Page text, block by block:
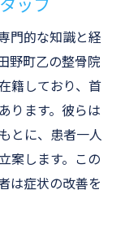
ッフ
門的な知識と経
野町乙の整骨院
籍しており、首
ります。彼らは
とに、患者一人
案します。この
は症状の改善を